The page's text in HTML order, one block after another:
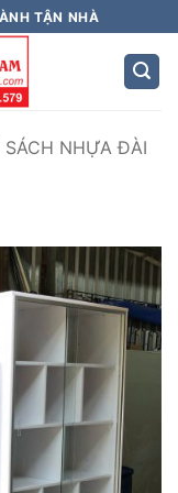
TẬN NHÀ
SÁCH NHỰA ĐÀI